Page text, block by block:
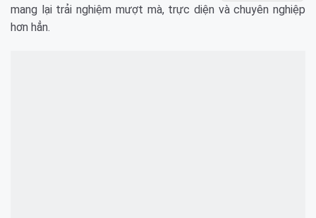
mang lại trải nghiệm mượt mà, trực diện và chuyên nghiệp
hơn hẳn.